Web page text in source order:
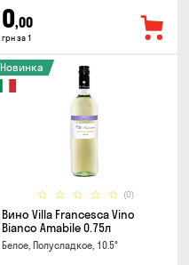
0,00
грн за 1
(0)
Новинка
Вино Villa Francesca Vino
Bianco Amabile 0.75л
Белое, Полусладкое, 10.5°